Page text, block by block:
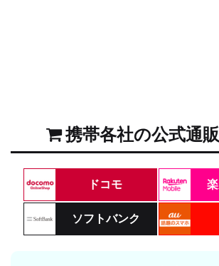
携帯各社の公式通
ドコモ
ソフトバンク